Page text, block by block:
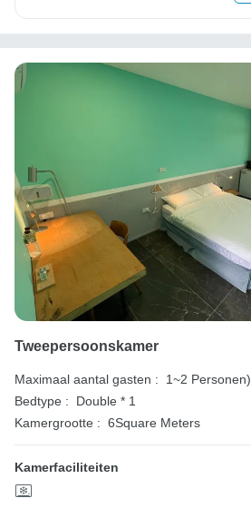
Tweepersoonskamer
Maximaal aantal gasten :
1~2 Personen)
Bedtype :
Double * 1
Kamergrootte : 6Square Meters
Kamerfaciliteiten